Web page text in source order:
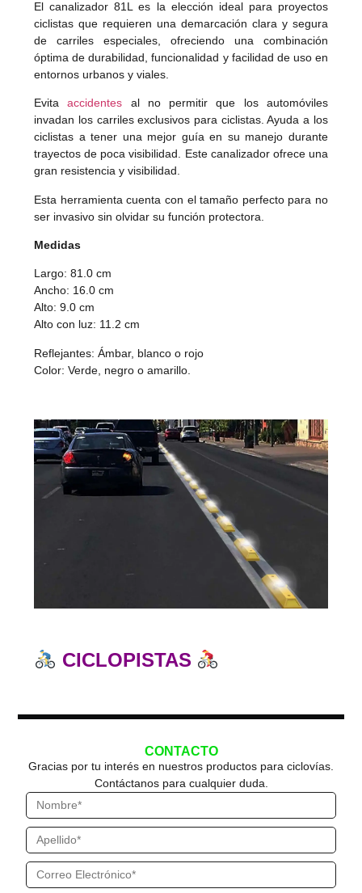
El canalizador 81L es la elección ideal para proyectos
ciclistas que requieren una demarcación clara y segura
de carriles especiales, ofreciendo una combinación
óptima de durabilidad, funcionalidad y facilidad de uso en
entornos urbanos y viales.
Evitaaccidentes al no permitir que los automóviles
invadan los carriles exclusivos para ciclistas. Ayuda a los
ciclistas a tener una mejor guía en su manejo durante
trayectos de poca visibilidad. Este canalizador ofrece una
gran resistencia y visibilidad.
Esta herramienta cuenta con el tamaño perfecto para no
ser invasivo sin olvidar su función protectora.
Medidas
Largo: 81.0 cm
Ancho: 16.0 cm
Alto: 9.0 cm
Alto con luz: 11.2 cm
Reflejantes: Ámbar, blanco o rojo
Color: Verde, negro o amarillo.
CICLOPISTAS
CONTACTO
Gracias por tu interés en nuestros productos para ciclovías.
Contáctanos para cualquier duda.